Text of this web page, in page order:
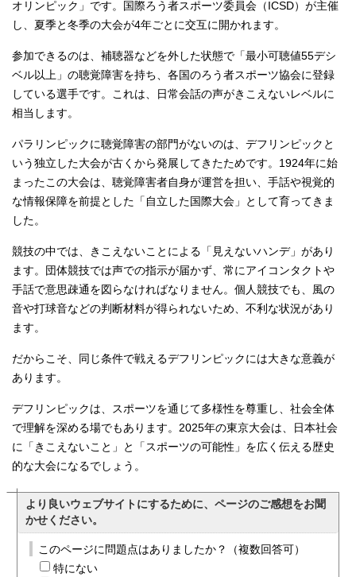
オリンピック」です。国際ろう者スポーツ委員会（ICSD）が主催
し、夏季と冬季の大会が4年ごとに交互に開かれます。
参加できるのは、補聴器などを外した状態で「最小可聴値55デシ
ベル以上」の聴覚障害を持ち、各国のろう者スポーツ協会に登録
している選手です。これは、日常会話の声がきこえないレベルに
相当します。
パラリンピックに聴覚障害の部門がないのは、デフリンピックと
いう独立した大会が古くから発展してきたためです。1924年に始
まったこの大会は、聴覚障害者自身が運営を担い、手話や視覚的
な情報保障を前提とした「自立した国際大会」として育ってきま
した。
競技の中では、きこえないことによる「見えないハンデ」があり
ます。団体競技では声での指示が届かず、常にアイコンタクトや
手話で意思疎通を図らなければなりません。個人競技でも、風の
音や打球音などの判断材料が得られないため、不利な状況があり
ます。
だからこそ、同じ条件で戦えるデフリンピックには大きな意義が
あります。
デフリンピックは、スポーツを通じて多様性を尊重し、社会全体
で理解を深める場でもあります。2025年の東京大会は、日本社会
に「きこえないこと」と「スポーツの可能性」を広く伝える歴史
的な大会になるでしょう。
より良いウェブサイトにするために、ページのご感想をお聞
かせください。
このページに問題点はありましたか？（複数回答可）
特にない